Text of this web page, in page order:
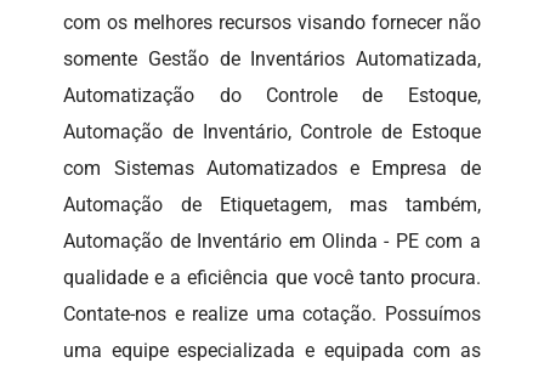
com os melhores recursos visando fornecer não
somente Gestão de Inventários Automatizada,
Automatização do Controle de Estoque,
Automação de Inventário, Controle de Estoque
com Sistemas Automatizados e Empresa de
Automação de Etiquetagem, mas também,
Automação de Inventário em Olinda - PE com a
qualidade e a eficiência que você tanto procura.
Contate-nos e realize uma cotação. Possuímos
uma equipe especializada e equipada com as